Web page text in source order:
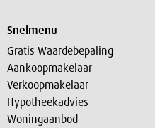
Snelmenu
Gratis Waardebepaling
Aankoopmakelaar
Verkoopmakelaar
Hypotheekadvies
Woningaanbod